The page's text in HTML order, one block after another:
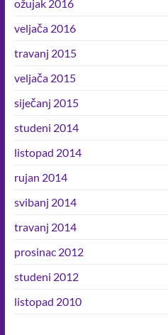
ožujak 2016
veljača 2016
travanj 2015
veljača 2015
siječanj 2015
studeni 2014
listopad 2014
rujan 2014
svibanj 2014
travanj 2014
prosinac 2012
studeni 2012
listopad 2010